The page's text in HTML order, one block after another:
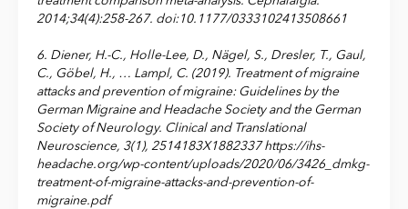
2014;34(4):258-267. doi:10.1177/0333102413508661
6. Diener, H.-C., Holle-Lee, D., Nägel, S., Dresler, T., Gaul,
C., Göbel, H., … Lampl, C. (2019). Treatment of migraine
attacks and prevention of migraine: Guidelines by the
German Migraine and Headache Society and the German
Society of Neurology. Clinical and Translational
Neuroscience, 3(1), 2514183X1882337 https://ihs-
headache.org/wp-content/uploads/2020/06/3426_dmkg-
treatment-of-migraine-attacks-and-prevention-of-
migraine.pdf